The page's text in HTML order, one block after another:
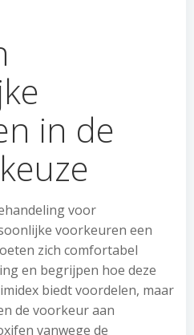
in de
voor
voorkeuren een
zich comfortabel
en begrijpen hoe deze
biedt voordelen, maar
de voorkeur aan
vanwege de